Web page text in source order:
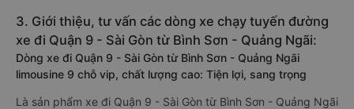
3. Giới thiệu, tư vấn các dòng xe chạy tuyến đường
xe đi Quận 9 - Sài Gòn từ Bình Sơn - Quảng Ngãi:
Dòng xe đi Quận 9 - Sài Gòn từ Bình Sơn - Quảng Ngãi
limousine 9 chỗ vip, chất lượng cao: Tiện lợi, sang trọng
Là sản phẩm xe đi Quận 9 - Sài Gòn từ Bình Sơn - Quảng Ngãi